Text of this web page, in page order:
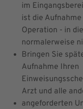
im
ist die
Operation - in
normalerweise
Bringen Sie
Aufnahme Ihren
Arzt und alle
angeforderten